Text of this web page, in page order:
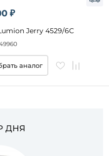
₽
Jerry 4529/6C
аналог
ДНЯ